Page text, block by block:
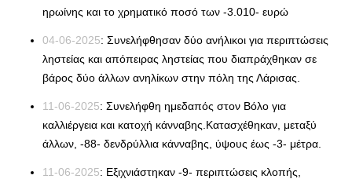
ηρωίνης και το χρηματικό ποσό των -3.010- ευρώ
04-06-2025: Συνελήφθησαν δύο ανήλικοι για περιπτώσεις
ληστείας και απόπειρας ληστείας που διαπράχθηκαν σε
βάρος δύο άλλων ανηλίκων στην πόλη της Λάρισας.
11-06-2025: Συνελήφθη ημεδαπός στον Βόλο για
καλλιέργεια και κατοχή κάνναβης.Κατασχέθηκαν, μεταξύ
άλλων, -88- δενδρύλλια κάνναβης, ύψους έως -3- μέτρα.
11-06-2025: Εξιχνιάστηκαν -9- περιπτώσεις κλοπής,